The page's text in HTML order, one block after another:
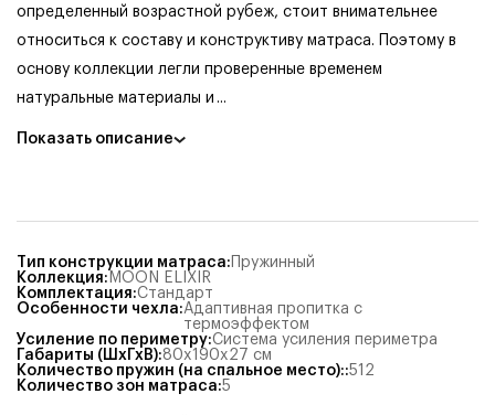
определенный возрастной рубеж, стоит внимательнее
относиться к составу и конструктиву матраса. Поэтому в
основу коллекции легли проверенные временем
натуральные материалы и ...
Показать описание
Тип конструкции матраса: Пружинный
Коллекция: MOON ELIXIR
Комплектация:Стандарт
Особенности чехла:Адаптивная пропитка с
термоэффектом
Усиление по периметру:Система усиления периметра
Габариты (ШхГхВ):80x190x27 см
Количество пружин (на спальное место)::512
Количество зон матраса:5